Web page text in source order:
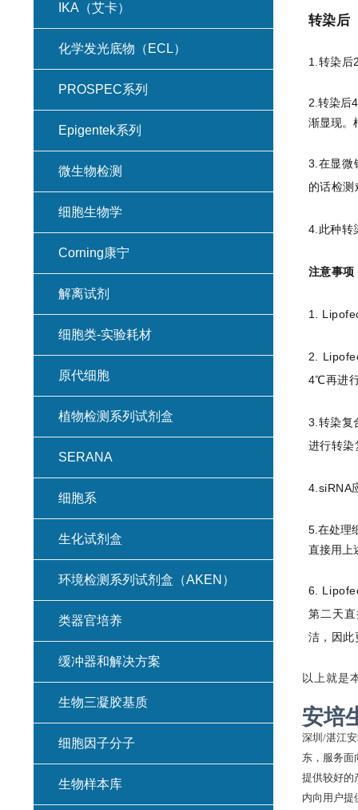
转染后
1.转染后
2.转染后
渐显现。
3.在显微
的话检
4.此种转
注意事项
1.
2.
4℃再进
3.转染复
进行转染
4.siRNA
5.在处理
直接用上
6.
第二天
洁，因此
以上就是
安培
深圳 /湛江
东，服务面
提供较好的
内向用户提
IKA（艾卡）
化学发光底物（ECL）
PROSPEC系列
Epigentek系列
微生物检测
细胞生物学
Corning康宁
解离试剂
细胞类-实验耗材
原代细胞
植物检测系列试剂盒
SERANA
细胞系
生化试剂盒
环境检测系列试剂盒（AKEN）
类器官培养
缓冲器和解决方案
生物三凝胶基质
细胞因子分子
生物样本库